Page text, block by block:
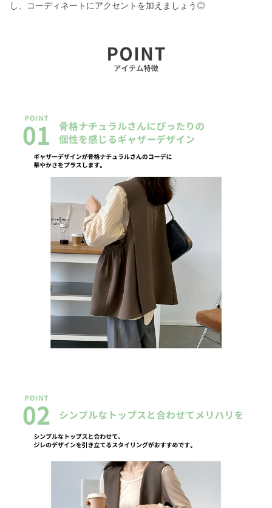
し、コーディネートにアクセントを加えましょう◎